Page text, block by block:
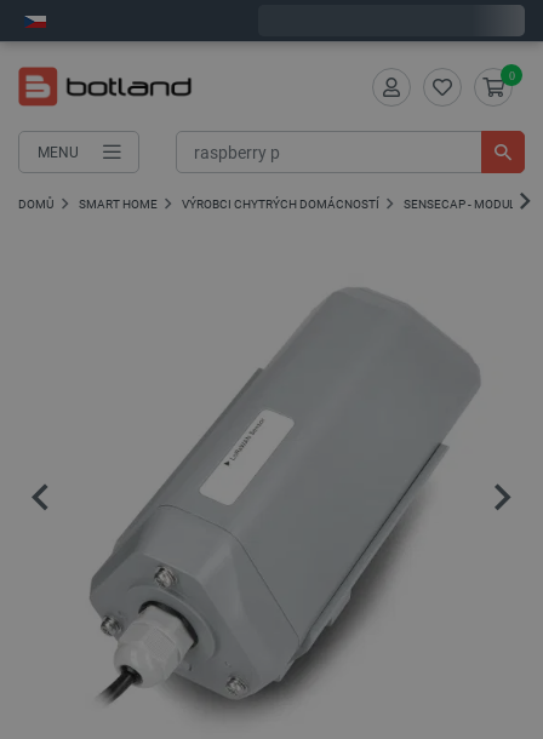
MENU
0
DOMŮ SMART HOME VÝROBCI CHYTRÝCH DOMÁCNOSTÍ SENSECAP - MODULY